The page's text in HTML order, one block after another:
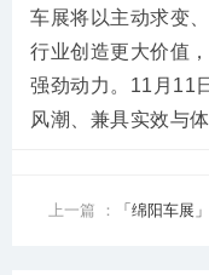
车展将以主动求变
行业创造更大价值
强劲动力。11月11
风潮、兼具实效与
上一篇 ： 「绵阳车展